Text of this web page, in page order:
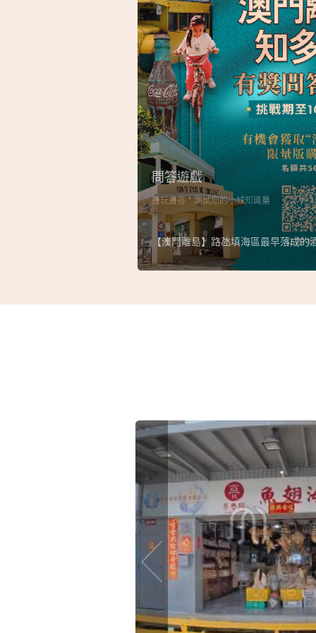
問答遊戲
邊玩邊答，測試您的小城知識量
【澳門離島】路氹填海區最早落成的